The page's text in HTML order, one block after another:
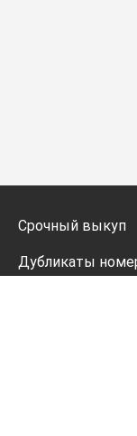
Срочный выкуп
Дубликаты